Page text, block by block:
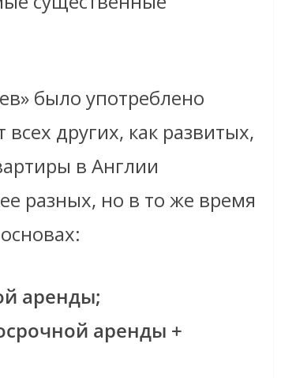
было употреблено
других, как развитых,
в Англии
разных, но в то же время
аренды;
аренды +